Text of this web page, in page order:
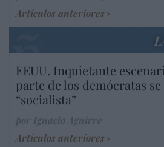
Artículos anteriores
EEUU. Inquietante
parte de los demócratas
“socialista”
Artículos anteriores